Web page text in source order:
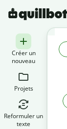
Créer un
nouveau
Projets
Reformuler un
texte